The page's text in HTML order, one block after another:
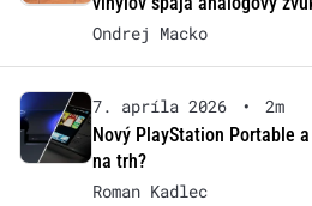
Ondrej Macko
7. apríla 2026 •
2m
Nový PlayStation Portable
na trh?
Roman Kadlec